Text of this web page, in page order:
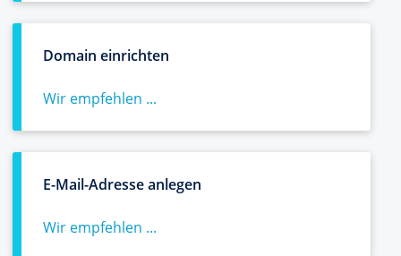
Domain einrichten
Wir empfehlen ...
E-Mail-Adresse anlegen
Wir empfehlen ...